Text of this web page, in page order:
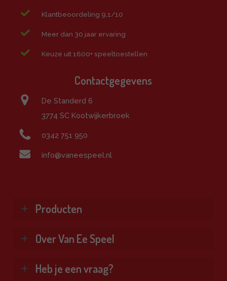
Klantbeoordeling 9,1/10
Meer dan 30 jaar ervaring
Keuze uit 1600+ speeltoestellen
Contactgegevens
De Standerd 6
3774 SC Kootwijkerbroek
0342 751 950
info@vaneespeel.nl
Producten
Klimtoestellen
Combinatietoestellen
Over Van Ee Speel
Wie zijn wij?
Veel gestelde vragen
Heb je een vraag?